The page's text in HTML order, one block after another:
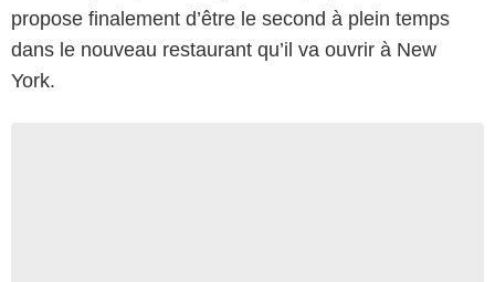
propose finalement d’être le second à plein temps
dans le nouveau restaurant qu’il va ouvrir à New
York.